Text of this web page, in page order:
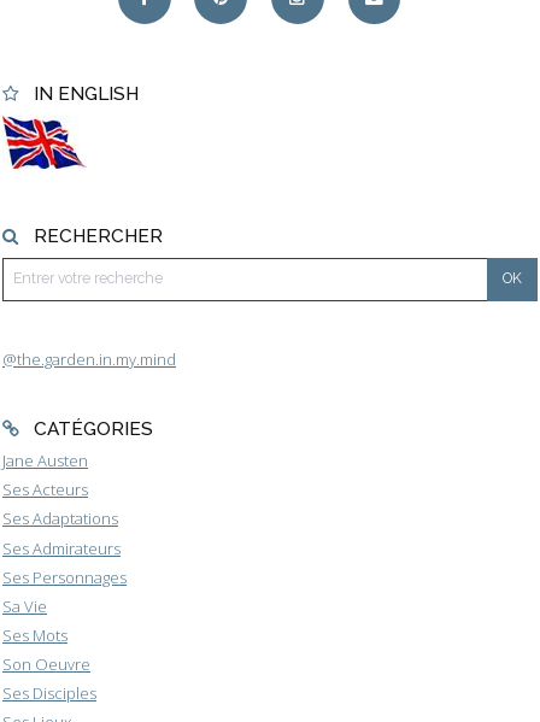
IN ENGLISH
RECHERCHER
@the.garden.in.my.mind
CATÉGORIES
Jane Austen
Ses Acteurs
Ses Adaptations
Ses Admirateurs
Ses Personnages
Sa Vie
Ses Mots
Son Oeuvre
Ses Disciples